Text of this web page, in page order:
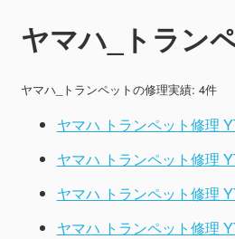
ヤマハ_トラン
ヤマハ_トランペットの修理実績: 4件
ヤマハ トランペット修理
ヤマハ トランペット修理
ヤマハ トランペット修理
ヤマハ トランペット修理